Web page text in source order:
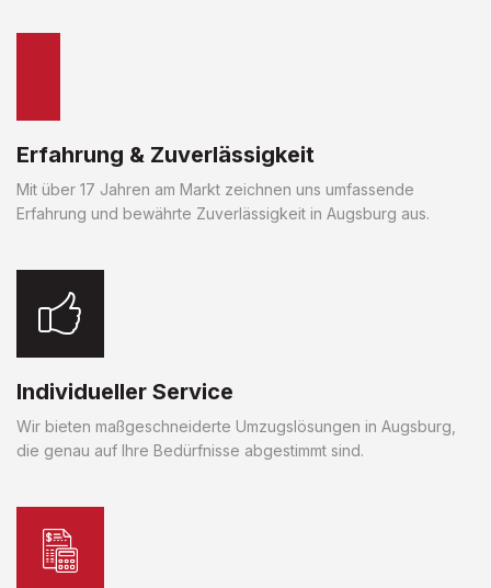
Erfahrung & Zuverlässigkeit
Mit über 17 Jahren am Markt zeichnen uns umfassende
Erfahrung und bewährte Zuverlässigkeit in Augsburg aus.
Individueller Service
Wir bieten maßgeschneiderte Umzugslösungen in Augsburg,
die genau auf Ihre Bedürfnisse abgestimmt sind.